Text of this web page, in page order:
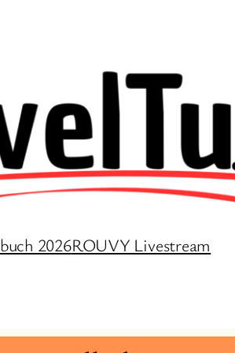
2026ROUVY Livestream